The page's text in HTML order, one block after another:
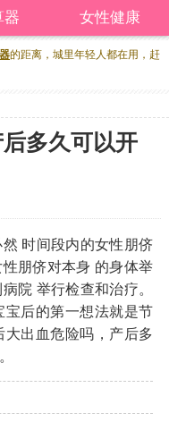
器 女性健康
的距离，城里年轻人都在用，赶
多久可以开
时间段内的女性朋侪
朋侪对本身 的身体举
院 举行检查和治疗。
宝后的第一想法就是节
出血危险吗，产后多